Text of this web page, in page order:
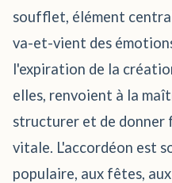
soufflet, élément
va-et-vient des
l'expiration de la
elles, renvoient à la
structurer et de donner
vitale. L'accordéon est
populaire, aux fêtes,